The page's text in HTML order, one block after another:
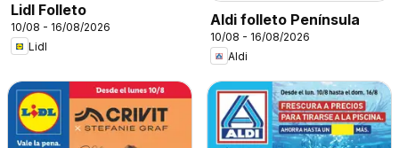
Lidl Folleto
10/08 - 16/08/2026
Lidl
Aldi folleto Península
10/08 - 16/08/2026
Aldi